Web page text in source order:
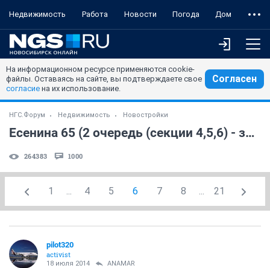
Недвижимость Работа Новости Погода Дом
На информационном ресурсе применяются cookie-
файлы. Оставаясь на сайте, вы подтверждаете свое
согласие на их использование.
Согласен
НГС.Форум Недвижимость Новостройки
Есенина 65 (2 очередь (секции 4,5,6) - застройщик ООО "Жилстрой") (часть 2)
264383 1000
1 ... 4 5 6 7 8 ... 21
pilot320
activist
18 июля 2014 ANAMAR